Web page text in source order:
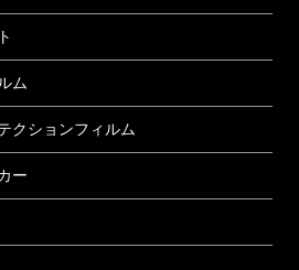
ム
クションフィルム
ー